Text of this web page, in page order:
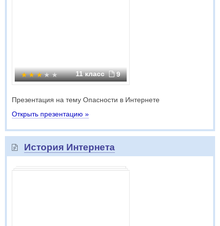
11 класс 9
Презентация на тему Опасности в Интернете
Открыть презентацию »
История Интернета